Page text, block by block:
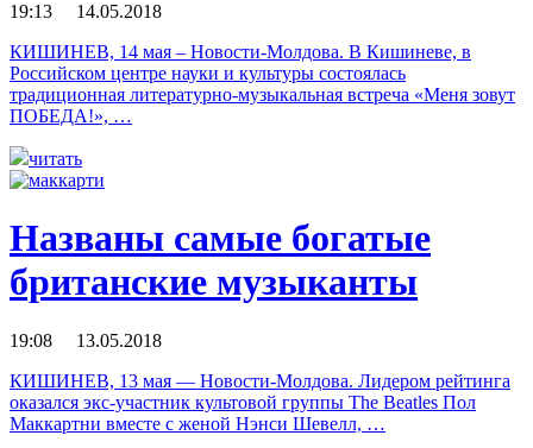
19:13 14.05.2018
КИШИНЕВ, 14 мая – Новости-Молдова. В Кишиневе, в
Российском центре науки и культуры состоялась
традиционная литературно-музыкальная встреча «Меня зовут
ПОБЕДА!», …
читать
Названы самые богатые
британские музыканты
19:08 13.05.2018
КИШИНЕВ, 13 мая — Новости-Молдова. Лидером рейтинга
оказался экс-участник культовой группы The Beatles Пол
Маккартни вместе с женой Нэнси Шевелл, …